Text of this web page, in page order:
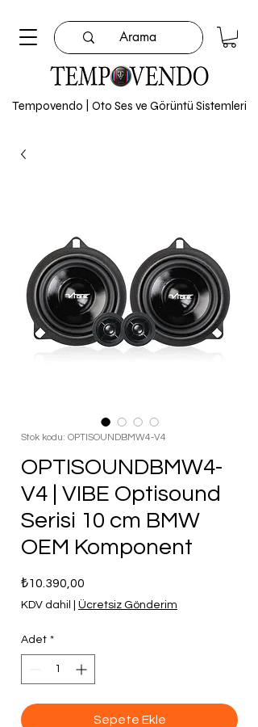
Tempovendo | Oto Ses ve Görüntü Sistemleri
Stok kodu: OPTISOUNDBMW4-V4
OPTISOUNDBMW4-
V4 | VIBE Optisound
Serisi 10 cm BMW
OEM Komponent
₺10.390,00
KDV dahil Ücretsiz Gönderim
Adet *
Sepete Ekle